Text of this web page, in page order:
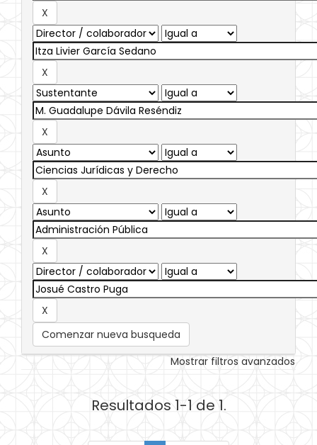
Comenzar nueva busqueda
Mostrar filtros avanzados
Resultados 1-1 de 1.